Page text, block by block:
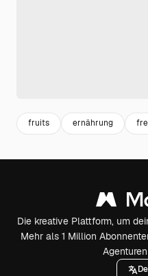
fruits ernährung
Die kreative Plattform, um
Mehr als 1 Million